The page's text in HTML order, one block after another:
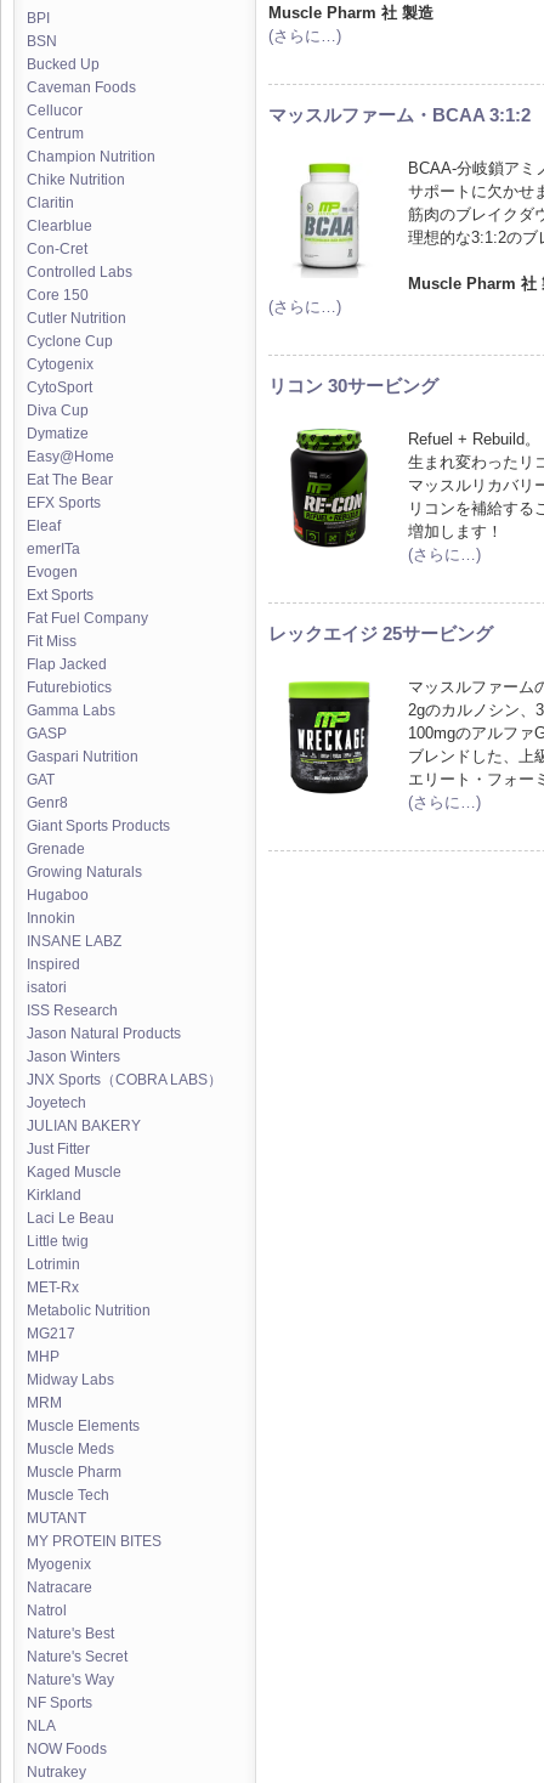
BPI
BSN
Bucked Up
Caveman Foods
Cellucor
Centrum
Champion Nutrition
Chike Nutrition
Claritin
Clearblue
Con-Cret
Controlled Labs
Core 150
Cutler Nutrition
Cyclone Cup
Cytogenix
CytoSport
Diva Cup
Dymatize
Easy@Home
Eat The Bear
EFX Sports
Eleaf
emerITa
Evogen
Ext Sports
Fat Fuel Company
Fit Miss
Flap Jacked
Futurebiotics
Gamma Labs
GASP
Gaspari Nutrition
GAT
Genr8
Giant Sports Products
Grenade
Growing Naturals
Hugaboo
Innokin
INSANE LABZ
Inspired
isatori
ISS Research
Jason Natural Products
Jason Winters
JNX Sports（COBRA LABS）
Joyetech
JULIAN BAKERY
Just Fitter
Kaged Muscle
Kirkland
Laci Le Beau
Little twig
Lotrimin
MET-Rx
Metabolic Nutrition
MG217
MHP
Midway Labs
MRM
Muscle Elements
Muscle Meds
Muscle Pharm
Muscle Tech
MUTANT
MY PROTEIN BITES
Myogenix
Natracare
Natrol
Nature's Best
Nature's Secret
Nature's Way
NF Sports
NLA
NOW Foods
Nutrakey
Muscle Pharm 社 製造
(さらに…)
マッスルファーム・BCAA
BCAA-分岐鎖アミ
サポートに欠かせ
筋肉のブレイクダ
理想的な3:1:2のブ
Muscle Pharm 社
(さらに…)
リコン 30サービング
Refuel + Rebuild。
生まれ変わったリ
マッスルリカバリ
リコンを補給する
増加します！
(さらに…)
レックエイジ 25サービング
マッスルファーム
2gのカルノシン、
100mgのアルファ
ブレンドした、上
エリート・フォー
(さらに…)